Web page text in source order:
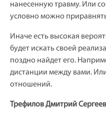
нанесенную травму. Или
условно можно
Иначе есть высокая
будет искать своей
поздно найдет его.
дистанции между вами.
отношений.
Трефилов Дмитрий